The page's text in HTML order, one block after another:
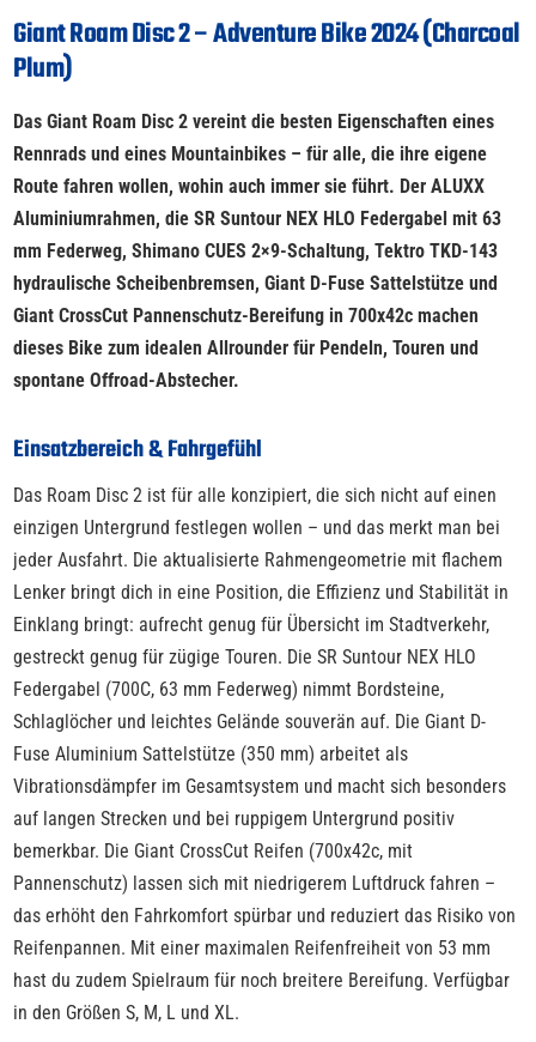
Giant Roam Disc 2 – Adventure Bike 2024 (Charcoal
Plum)
Das Giant Roam Disc 2 vereint die besten Eigenschaften eines
Rennrads und eines Mountainbikes – für alle, die ihre eigene
Route fahren wollen, wohin auch immer sie führt. Der ALUXX
Aluminiumrahmen, die SR Suntour NEX HLO Federgabel mit 63
mm Federweg, Shimano CUES 2×9-Schaltung, Tektro TKD-143
hydraulische Scheibenbremsen, Giant D-Fuse Sattelstütze und
Giant CrossCut Pannenschutz-Bereifung in 700x42c machen
dieses Bike zum idealen Allrounder für Pendeln, Touren und
spontane Offroad-Abstecher.
Einsatzbereich & Fahrgefühl
Das Roam Disc 2 ist für alle konzipiert, die sich nicht auf einen
einzigen Untergrund festlegen wollen – und das merkt man bei
jeder Ausfahrt. Die aktualisierte Rahmengeometrie mit flachem
Lenker bringt dich in eine Position, die Effizienz und Stabilität in
Einklang bringt: aufrecht genug für Übersicht im Stadtverkehr,
gestreckt genug für zügige Touren. Die SR Suntour NEX HLO
Federgabel (700C, 63 mm Federweg) nimmt Bordsteine,
Schlaglöcher und leichtes Gelände souverän auf. Die Giant D-
Fuse Aluminium Sattelstütze (350 mm) arbeitet als
Vibrationsdämpfer im Gesamtsystem und macht sich besonders
auf langen Strecken und bei ruppigem Untergrund positiv
bemerkbar. Die Giant CrossCut Reifen (700x42c, mit
Pannenschutz) lassen sich mit niedrigerem Luftdruck fahren –
das erhöht den Fahrkomfort spürbar und reduziert das Risiko von
Reifenpannen. Mit einer maximalen Reifenfreiheit von 53 mm
hast du zudem Spielraum für noch breitere Bereifung. Verfügbar
in den Größen S, M, L und XL.